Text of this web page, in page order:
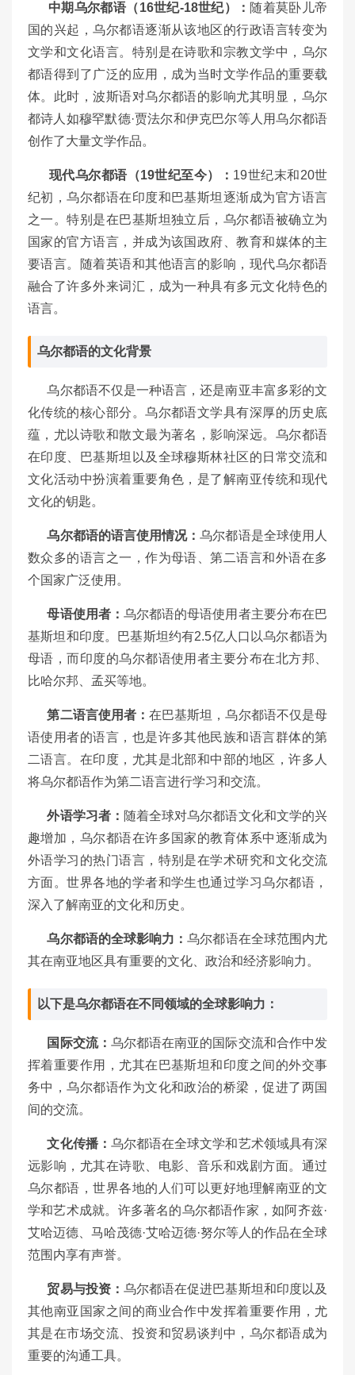
中期乌尔都语（16世纪-18世纪）： 随着莫卧儿帝
国的兴起，乌尔都语逐渐从该地区的行政语言转变为
文学和文化语言。特别是在诗歌和宗教文学中，乌尔
都语得到了广泛的应用，成为当时文学作品的重要载
体。此时，波斯语对乌尔都语的影响尤其明显，乌尔
都诗人如穆罕默德·贾法尔和伊克巴尔等人用乌尔都语
创作了大量文学作品。
现代乌尔都语（19世纪至今）： 19世纪末和20世
纪初，乌尔都语在印度和巴基斯坦逐渐成为官方语言
之一。特别是在巴基斯坦独立后，乌尔都语被确立为
国家的官方语言，并成为该国政府、教育和媒体的主
要语言。随着英语和其他语言的影响，现代乌尔都语
融合了许多外来词汇，成为一种具有多元文化特色的
语言。
乌尔都语的文化背景
乌尔都语不仅是一种语言，还是南亚丰富多彩的文
化传统的核心部分。乌尔都语文学具有深厚的历史底
蕴，尤以诗歌和散文最为著名，影响深远。乌尔都语
在印度、巴基斯坦以及全球穆斯林社区的日常交流和
文化活动中扮演着重要角色，是了解南亚传统和现代
文化的钥匙。
乌尔都语的语言使用情况：乌尔都语是全球使用人
数众多的语言之一，作为母语、第二语言和外语在多
个国家广泛使用。
母语使用者： 乌尔都语的母语使用者主要分布在巴
基斯坦和印度。巴基斯坦约有2.5亿人口以乌尔都语为
母语，而印度的乌尔都语使用者主要分布在北方邦、
比哈尔邦、孟买等地。
第二语言使用者：在巴基斯坦，乌尔都语不仅是母
语使用者的语言，也是许多其他民族和语言群体的第
二语言。在印度，尤其是北部和中部的地区，许多人
将乌尔都语作为第二语言进行学习和交流。
外语学习者： 随着全球对乌尔都语文化和文学的兴
趣增加，乌尔都语在许多国家的教育体系中逐渐成为
外语学习的热门语言，特别是在学术研究和文化交流
方面。世界各地的学者和学生也通过学习乌尔都语，
深入了解南亚的文化和历史。
乌尔都语的全球影响力：乌尔都语在全球范围内尤
其在南亚地区具有重要的文化、政治和经济影响力。
以下是乌尔都语在不同领域的全球影响力：
国际交流： 乌尔都语在南亚的国际交流和合作中发
挥着重要作用，尤其在巴基斯坦和印度之间的外交事
务中，乌尔都语作为文化和政治的桥梁，促进了两国
间的交流。
文化传播： 乌尔都语在全球文学和艺术领域具有深
远影响，尤其在诗歌、电影、音乐和戏剧方面。通过
乌尔都语，世界各地的人们可以更好地理解南亚的文
学和艺术成就。许多著名的乌尔都语作家，如阿齐兹·
艾哈迈德、马哈茂德·艾哈迈德·努尔等人的作品在全球
范围内享有声誉。
贸易与投资： 乌尔都语在促进巴基斯坦和印度以及
其他南亚国家之间的商业合作中发挥着重要作用，尤
其是在市场交流、投资和贸易谈判中，乌尔都语成为
重要的沟通工具。